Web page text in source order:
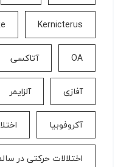
Kernicterus
OA آتاکسی
آفازی آلزایمر
آکروفوبیا
اختلالات حرکتی در